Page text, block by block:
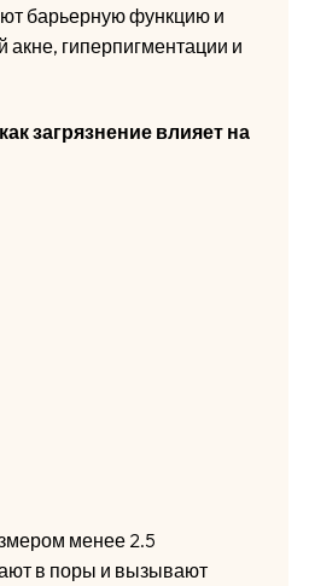
барьерную функцию и
акне, гиперпигментации и
загрязнение влияет на
менее 2.5
в поры и вызывают